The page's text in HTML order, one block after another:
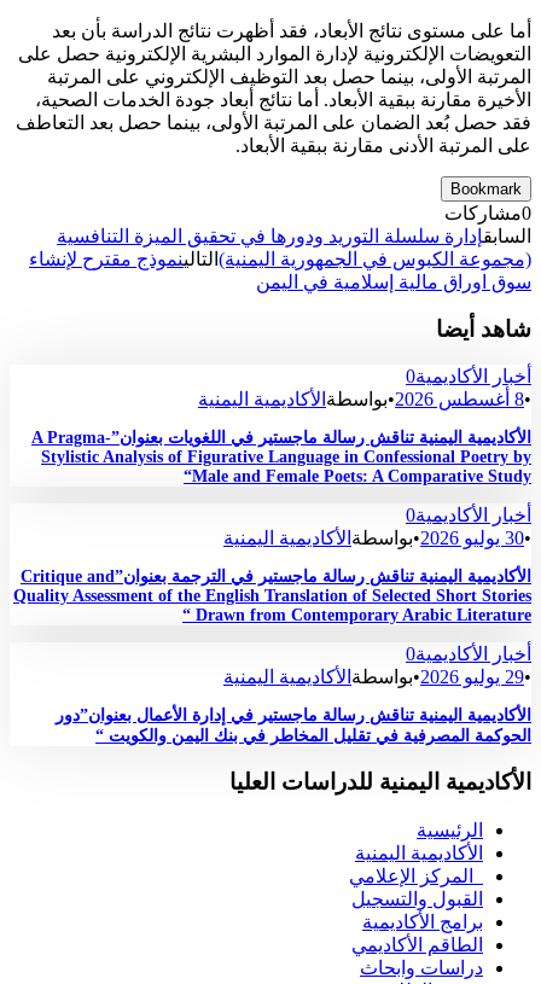
أما على مستوى نتائج الأبعاد، فقد أظهرت نتائج الدراسة بأن بعد
التعويضات الإلكترونية لإدارة الموارد البشرية الإلكترونية حصل على
المرتبة الأولى، بينما حصل بعد التوظيف الإلكتروني على المرتبة
الأخيرة مقارنة ببقية الأبعاد. أما نتائج أبعاد جودة الخدمات الصحية،
فقد حصل بُعد الضمان على المرتبة الأولى، بينما حصل بعد التعاطف
على المرتبة الأدنى مقارنة ببقية الأبعاد.
Bookmark
0مشاركات
السابقإدارة سلسلة التوريد ودورها في تحقيق الميزة التنافسية
(مجموعة الكبوس في الجمهورية اليمنية) التالينموذج مقترح لإنشاء
سوق اوراق مالية إسلامية في اليمن
شاهد أيضا
أخبار الأكاديمية0
•8 أغسطس 2026 •بواسطة الأكاديمية اليمنية
الأكاديمية اليمنية تناقش رسالة ماجستير في اللغويات بعنوان”A Pragma-
Stylistic Analysis of Figurative Language in Confessional Poetry by
Male and Female Poets: A Comparative Study“
أخبار الأكاديمية0
•30 يوليو 2026 •بواسطة الأكاديمية اليمنية
الأكاديمية اليمنية تناقش رسالة ماجستير في الترجمة بعنوان”Critique and
Quality Assessment of the English Translation of Selected Short Stories
Drawn from Contemporary Arabic Literature “
أخبار الأكاديمية0
•29 يوليو 2026 •بواسطة الأكاديمية اليمنية
الأكاديمية اليمنية تناقش رسالة ماجستير في إدارة الأعمال بعنوان”دور
الحوكمة المصرفية في تقليل المخاطر في بنك اليمن والكويت “
الأكاديمية اليمنية للدراسات العليا
الرئيسية
الأكاديمية اليمنية
المركز الإعلامي
القبول والتسجيل
برامج الأكاديمية
الطاقم الأكاديمي
دراسات وابحاث